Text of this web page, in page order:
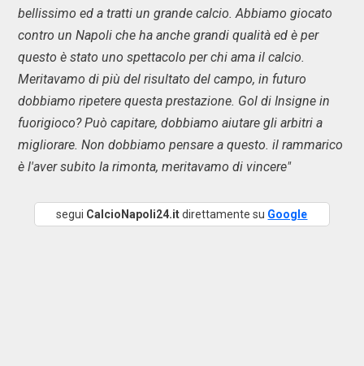
bellissimo ed a tratti un grande calcio. Abbiamo giocato
contro un Napoli che ha anche grandi qualità ed è per
questo è stato uno spettacolo per chi ama il calcio.
Meritavamo di più del risultato del campo, in futuro
dobbiamo ripetere questa prestazione. Gol di Insigne in
fuorigioco? Può capitare, dobbiamo aiutare gli arbitri a
migliorare. Non dobbiamo pensare a questo. il rammarico
è l'aver subito la rimonta, meritavamo di vincere"
segui CalcioNapoli24.itdirettamente su Google